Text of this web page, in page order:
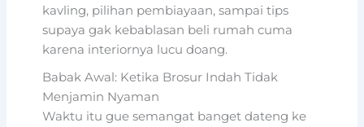
kavling, pilihan pembiayaan, sampai tips
supaya gak kebablasan beli rumah cuma
karena interiornya lucu doang.
Babak Awal: Ketika Brosur Indah Tidak
Menjamin Nyaman
Waktu itu gue semangat banget dateng ke